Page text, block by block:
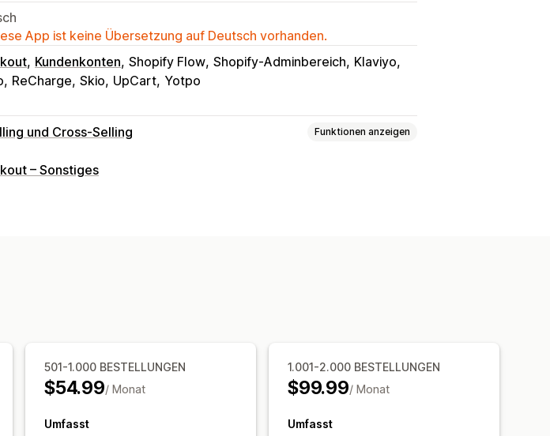
App ist keine Übersetzung auf Deutsch vorhanden.
Kundenkonten Shopify Flow Shopify-Adminbereich Klaviyo
ReCharge Skio UpCart Yotpo
und Cross-Selling Funktionen anzeigen
Upgrade
– Sonstiges
501-1.000 BESTELLUNGEN
$54.99/ Monat
Umfasst
1.001-2.000 BESTELLUNGEN
$99.99/ Monat
Umfasst